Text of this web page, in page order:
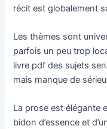
récit est globalement
Les thèmes sont
parfois un peu trop
livre pdf des sujets
mais manque de
La prose est élégante
bidon d’essence et